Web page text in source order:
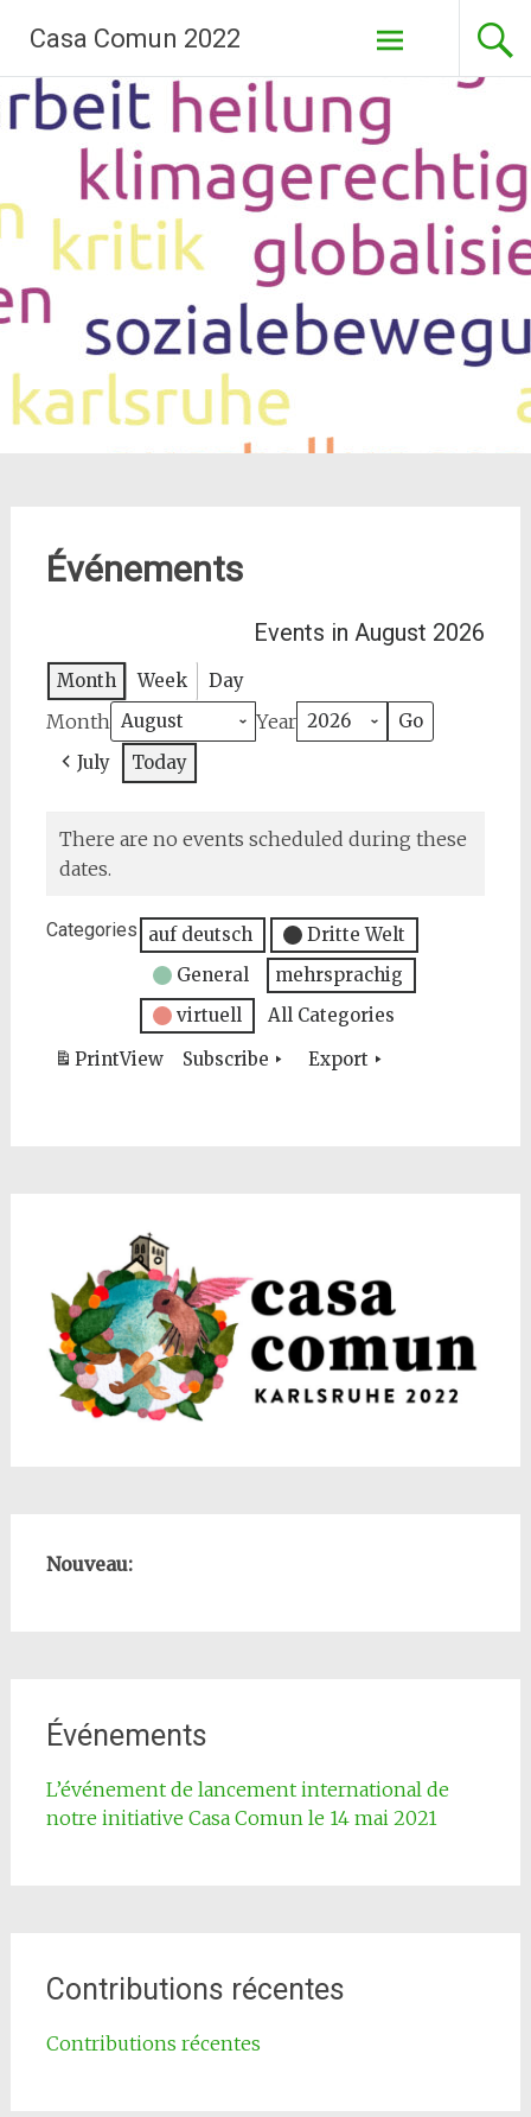
contenu
Casa Comun 2022
Événements
Events in August 2026
Month Week Day
Month Year
July Today
There are no events scheduled during these
dates.
Categories auf deutsch
Dritte Welt
General
mehrsprachig
virtuell
All Categories
PrintView Subscribe Export
Nouveau:
Événements
L’événement de lancement international de
notre initiative Casa Comun le 14 mai 2021
Contributions récentes
Contributions récentes